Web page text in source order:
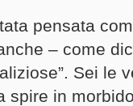
pensata
– come
Sei le
spire in